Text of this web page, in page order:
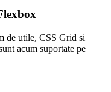
de utile, CSS Grid si
acum suportate pe